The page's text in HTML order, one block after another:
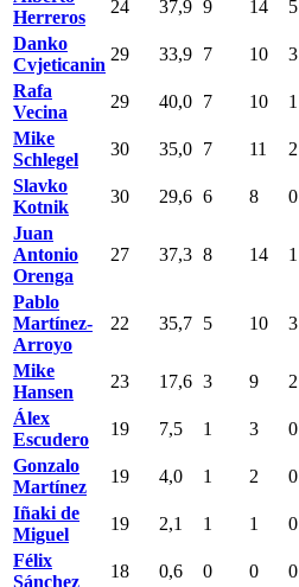
Herreros
24 37,9 9 14 5
Danko
Cvjeticanin
29 33,9 7 10 3
Rafa
Vecina
29 40,0 7 10 1
Mike
Schlegel
30 35,0 7 11 2
Slavko
Kotnik
30 29,6 6 8 0
Juan
Antonio
Orenga
27 37,3 8 14 1
Pablo
Martínez-
Arroyo
22 35,7 5 10 3
Mike
Hansen
23 17,6 3 9 2
Álex
Escudero
19 7,5 1 3 0
Gonzalo
Martínez
19 4,0 1 2 0
Iñaki de
Miguel
19 2,1 1 1 0
Félix
Sánchez
18 0,6 0 0 0